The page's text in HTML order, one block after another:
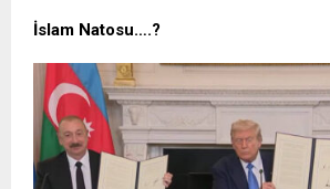
İslam Natosu….?